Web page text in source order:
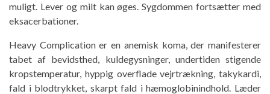
muligt. Lever og milt kan øges. Sygdommen fortsætter med
eksacerbationer.
Heavy Complication er en anemisk koma, der manifesterer
tabet af bevidsthed, kuldegysninger, undertiden stigende
kropstemperatur, hyppig overflade vejrtrækning, takykardi,
fald i blodtrykket, skarpt fald i hæmoglobinindhold. Læder